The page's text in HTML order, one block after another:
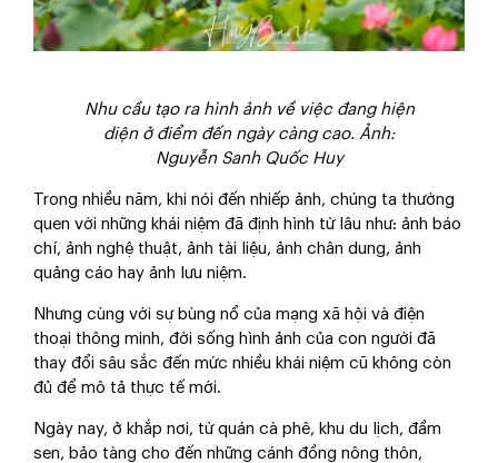
Nhu cầu tạo ra hình ảnh về việc đang hiện
diện ở điểm đến ngày càng cao. Ảnh:
Nguyễn Sanh Quốc Huy
Trong nhiều năm, khi nói đến nhiếp ảnh, chúng ta thường
quen với những khái niệm đã định hình từ lâu như: ảnh báo
chí, ảnh nghệ thuật, ảnh tài liệu, ảnh chân dung, ảnh
quảng cáo hay ảnh lưu niệm.
Nhưng cùng với sự bùng nổ của mạng xã hội và điện
thoại thông minh, đời sống hình ảnh của con người đã
thay đổi sâu sắc đến mức nhiều khái niệm cũ không còn
đủ để mô tả thực tế mới.
Ngày nay, ở khắp nơi, từ quán cà phê, khu du lịch, đầm
sen, bảo tàng cho đến những cánh đồng nông thôn,